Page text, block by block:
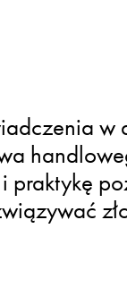
w
praktykę